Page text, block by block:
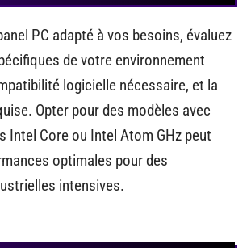
PC adapté à vos besoins, évaluez
de votre environnement
logicielle nécessaire, et la
Opter pour des modèles avec
Intel Core ou Intel Atom GHz peut
optimales pour des
intensives.